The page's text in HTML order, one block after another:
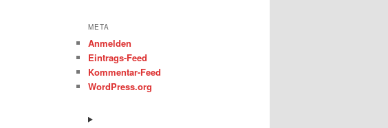
META
Anmelden
Eintrags-Feed
Kommentar-Feed
WordPress.org